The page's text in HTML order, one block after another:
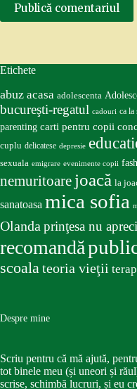
Publică comentariul
Etichete
abuz acasa adolescenta
bucureşti-regatul cadouri ca la
parenting carti pentru copii
cuplu delicatese depresie
sexuala emigrare evenimente copii
nemuritoare joacă la
sanatoasa mica sofia
Olandaprinţesa nu
recomandă
scoalateoria vieţii
Despre mine
Scriu pentru că mă ajută,
tot binele meu (și uneori și
scrise, schimbă lucruri, și eu